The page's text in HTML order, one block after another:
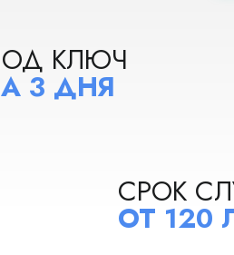
КЛЮЧ
3 ДНЯ
СРОК
ОТ 120